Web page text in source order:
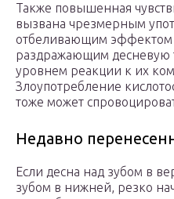
Также повышенная
вызвана чрезмерным
отбеливающим эффектом
раздражающим десневую
уровнем реакции к их
Злоупотребление
тоже может
Недавно
Если десна над зубом в
зубом в нижней, резко